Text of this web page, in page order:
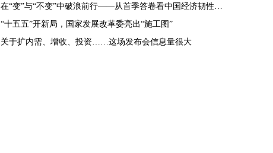
在“变”与“不变”中破浪前行——从首季答卷看中国经济韧性密码
“十五五”开新局，国家发展改革委亮出“施工图”
关于扩内需、增收、投资……这场发布会信息量很大